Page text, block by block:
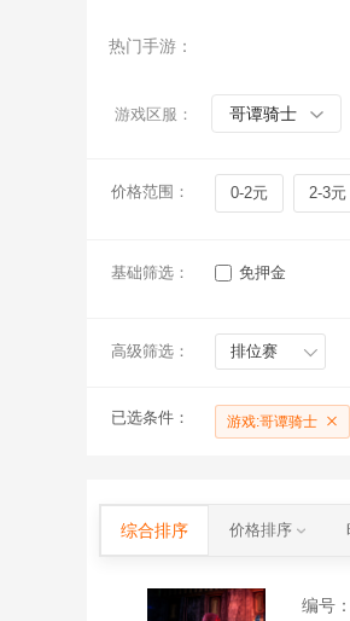
热门手游：
游戏区服： 哥谭骑士
价格范围： 0-2元 2-3元
基础筛选： 免押金
高级筛选： 排位赛
已选条件： 游戏:哥谭骑士
综合排序 价格排序
编号：